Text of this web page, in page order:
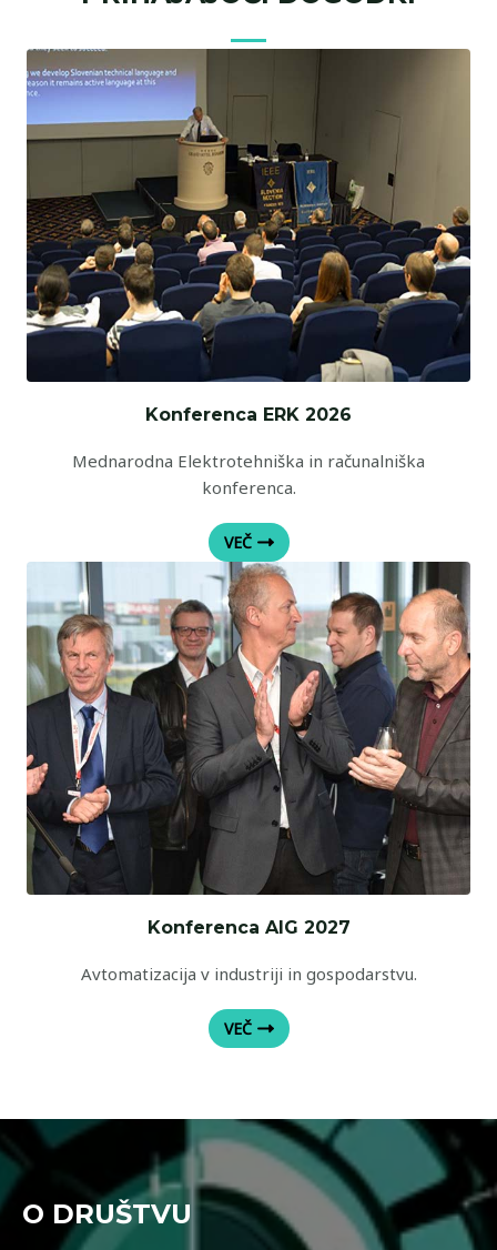
Konferenca ERK 2026
Mednarodna Elektrotehniška in računalniška
konferenca.
VEČ
Konferenca AIG 2027
Avtomatizacija v industriji in gospodarstvu.
VEČ
O DRUŠTVU